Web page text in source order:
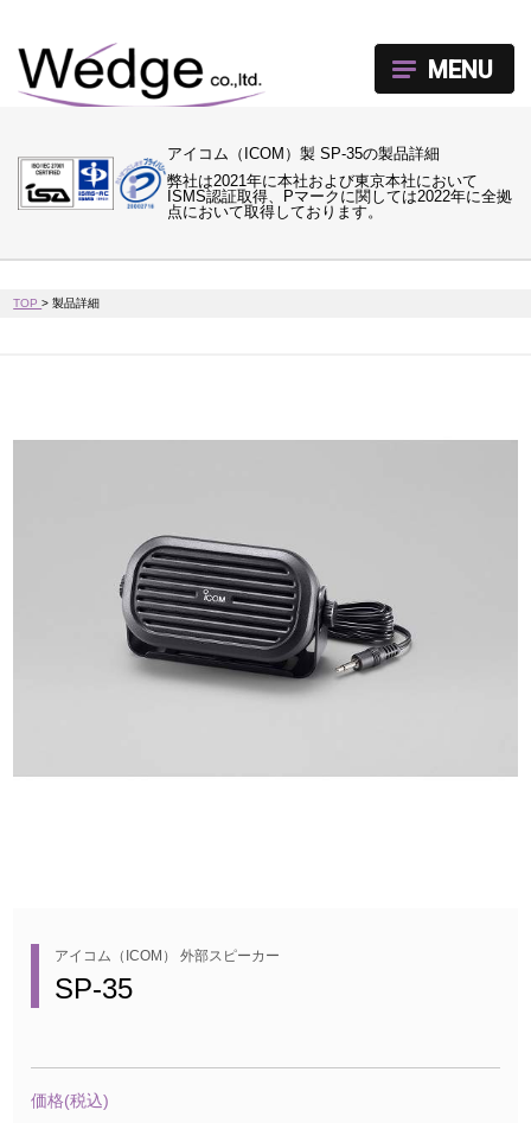
アイコム（ICOM）製 SP-35の製品詳細
弊社は2021年に本社および東京本社において
ISMS認証取得、Pマークに関しては2022年に全拠
点において取得しております。
MENU
TOP>製品詳細
アイコム（ICOM） 外部スピーカー
SP-35
価格(税込)